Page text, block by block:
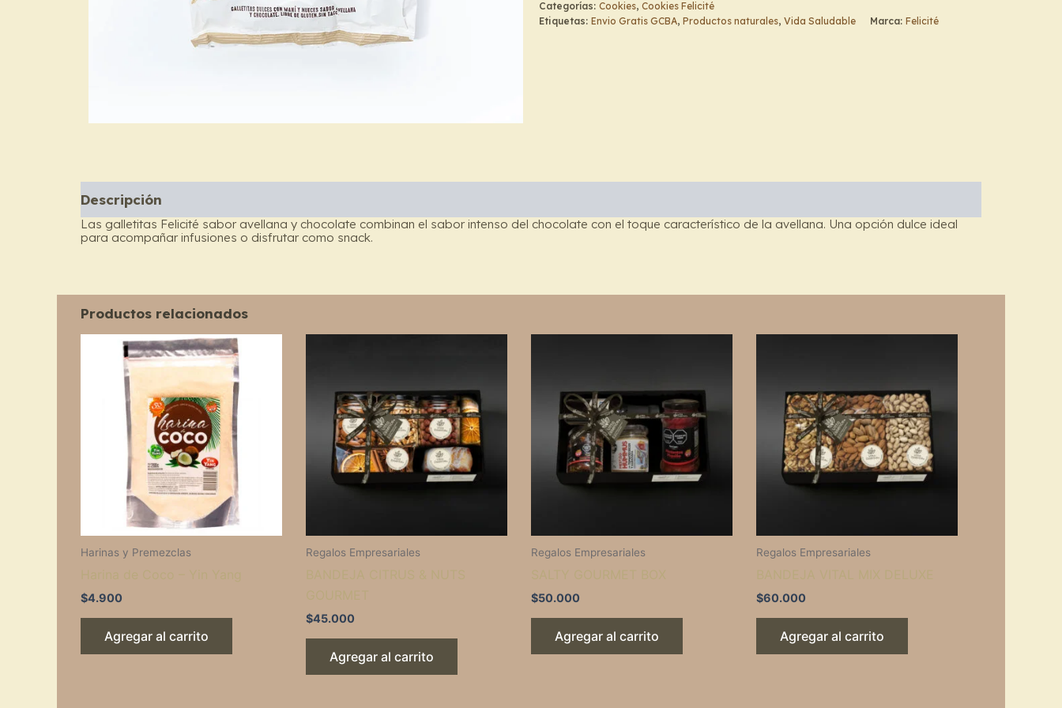
Felicité
Categorías: Cookies, Cookies Felicité
Etiquetas: Envio Gratis GCBA, Productos naturales, Vida Saludable Marca: Felicité
Descripción
Las galletitas Felicité sabor avellana y chocolate combinan el sabor intenso del chocolate con el toque característico de la avellana. Una opción dulce ideal
para acompañar infusiones o disfrutar como snack.
Productos relacionados
Harinas y Premezclas
$4.900
Agregar al carrito
Regalos Empresariales
$45.000
Agregar al carrito
Regalos Empresariales
$50.000
Agregar al carrito
Regalos Empresariales
$60.000
Agregar al carrito